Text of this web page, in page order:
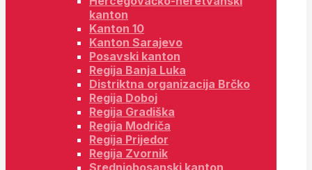
kanton
Kanton 10
Kanton Sarajevo
Posavski kanton
Regija Banja Luka
Distriktna organizacija Brčko
Regija Doboj
Regija Gradiška
Regija Modriča
Regija Prijedor
Regija Zvornik
Srednjobosanski kanton